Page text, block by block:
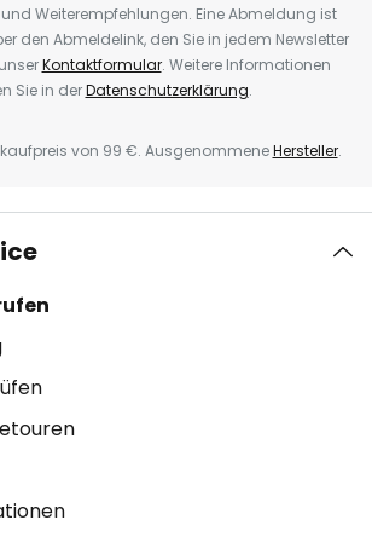
Weiterempfehlungen. Eine Abmeldung ist
den Abmeldelink, den Sie in jedem Newsletter
Kontaktformular. Weitere Informationen
Sie in derDatenschutzerklärung.
von 99 €. AusgenommeneHersteller.